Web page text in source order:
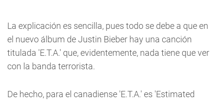
La explicación es sencilla, pues todo se debe a que en
el nuevo álbum de Justin Bieber hay una canción
titulada 'E.T.A.' que, evidentemente, nada tiene que ver
con la banda terrorista.
De hecho, para el canadiense 'E.T.A.' es 'Estimated